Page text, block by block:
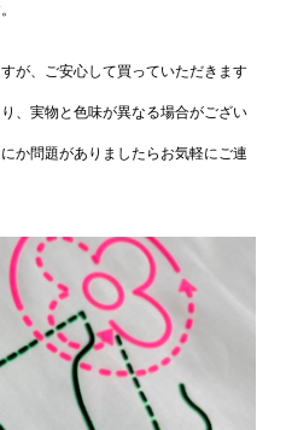
が、ご安心して買っていただきます
、実物と色味が異なる場合がござい
か問題がありましたらお気軽にご連